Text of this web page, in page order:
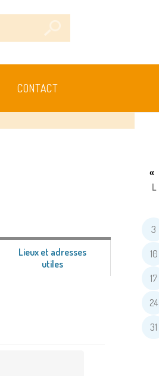
CONTACT
Lieux et adresses
utiles
«
L
3
10
17
24
31